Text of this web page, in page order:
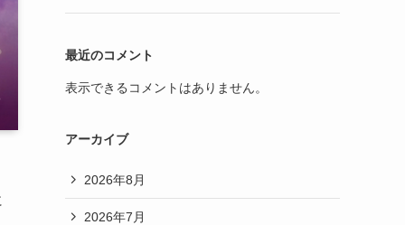
最近のコメント
表示できるコメントはありません。
アーカイブ
2026年8月
2026年7月